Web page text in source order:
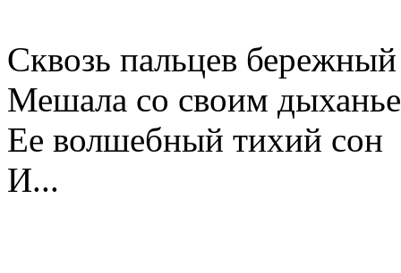
Сквозь пальцев бережный
Мешала со своим
Ее волшебный тихий сон
И...